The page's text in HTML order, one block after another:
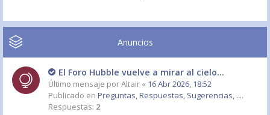
Anuncios
El Foro Hubble vuelve a mirar al cielo...
Último mensaje porAltair « 16 Abr 2026, 18:52
Publicado en Preguntas, Respuestas, Sugerencias, ....
Respuestas: 2